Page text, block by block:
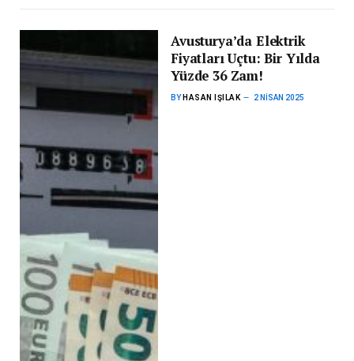
Avusturya’da Elektrik
Fiyatları Uçtu: Bir Yılda
Yüzde 36 Zam!
BY HASAN IŞILAK 2 NISAN 2025